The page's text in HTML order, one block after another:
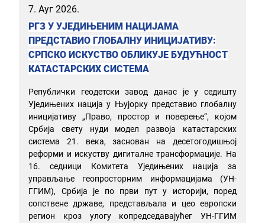
7. Ауг 2026.
РГЗ У УЈЕДИЊЕНИМ НАЦИЈАМА
ПРЕДСТАВИО ГЛОБАЛНУ ИНИЦИЈАТИВУ:
СРПСКО ИСКУСТВО ОБЛИКУЈЕ БУДУЋНОСТ
КАТАСТАРСКИХ СИСТЕМА
Републички геодетски завод данас је у седишту
Уједињених нација у Њујорку представио глобалну
иницијативу „Право, простор и поверење“, којом
Србија свету нуди модел развоја катастарских
система 21. века, заснован на десетогодишњој
реформи и искуству дигиталне трансформације. На
16. седници Комитета Уједињених нација за
управљање геопросторним информацијама (УН-
ГГИМ), Србија је по први пут у историји, поред
сопствене државе, представљала и цео европски
регион кроз улогу копредседавајућег УН-ГГИМ